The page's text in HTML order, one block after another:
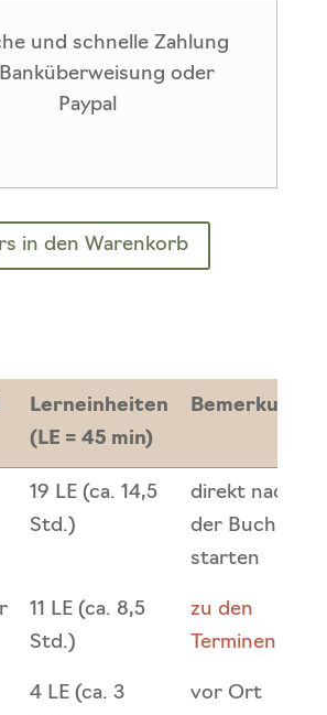
und schnelle Zahlung
oder
Paypal
in den Warenkorb
Lerneinheiten
(LE = 45 min)
Bemerkung
Lerneinheiten
(LE = 45 min)
Bemerkung
19 LE (ca. 14,5
Std.)
direkt nach
der Buchung
starten
11 LE (ca. 8,5
Std.)
zu den
Terminen
4 LE (ca. 3
vor Ort